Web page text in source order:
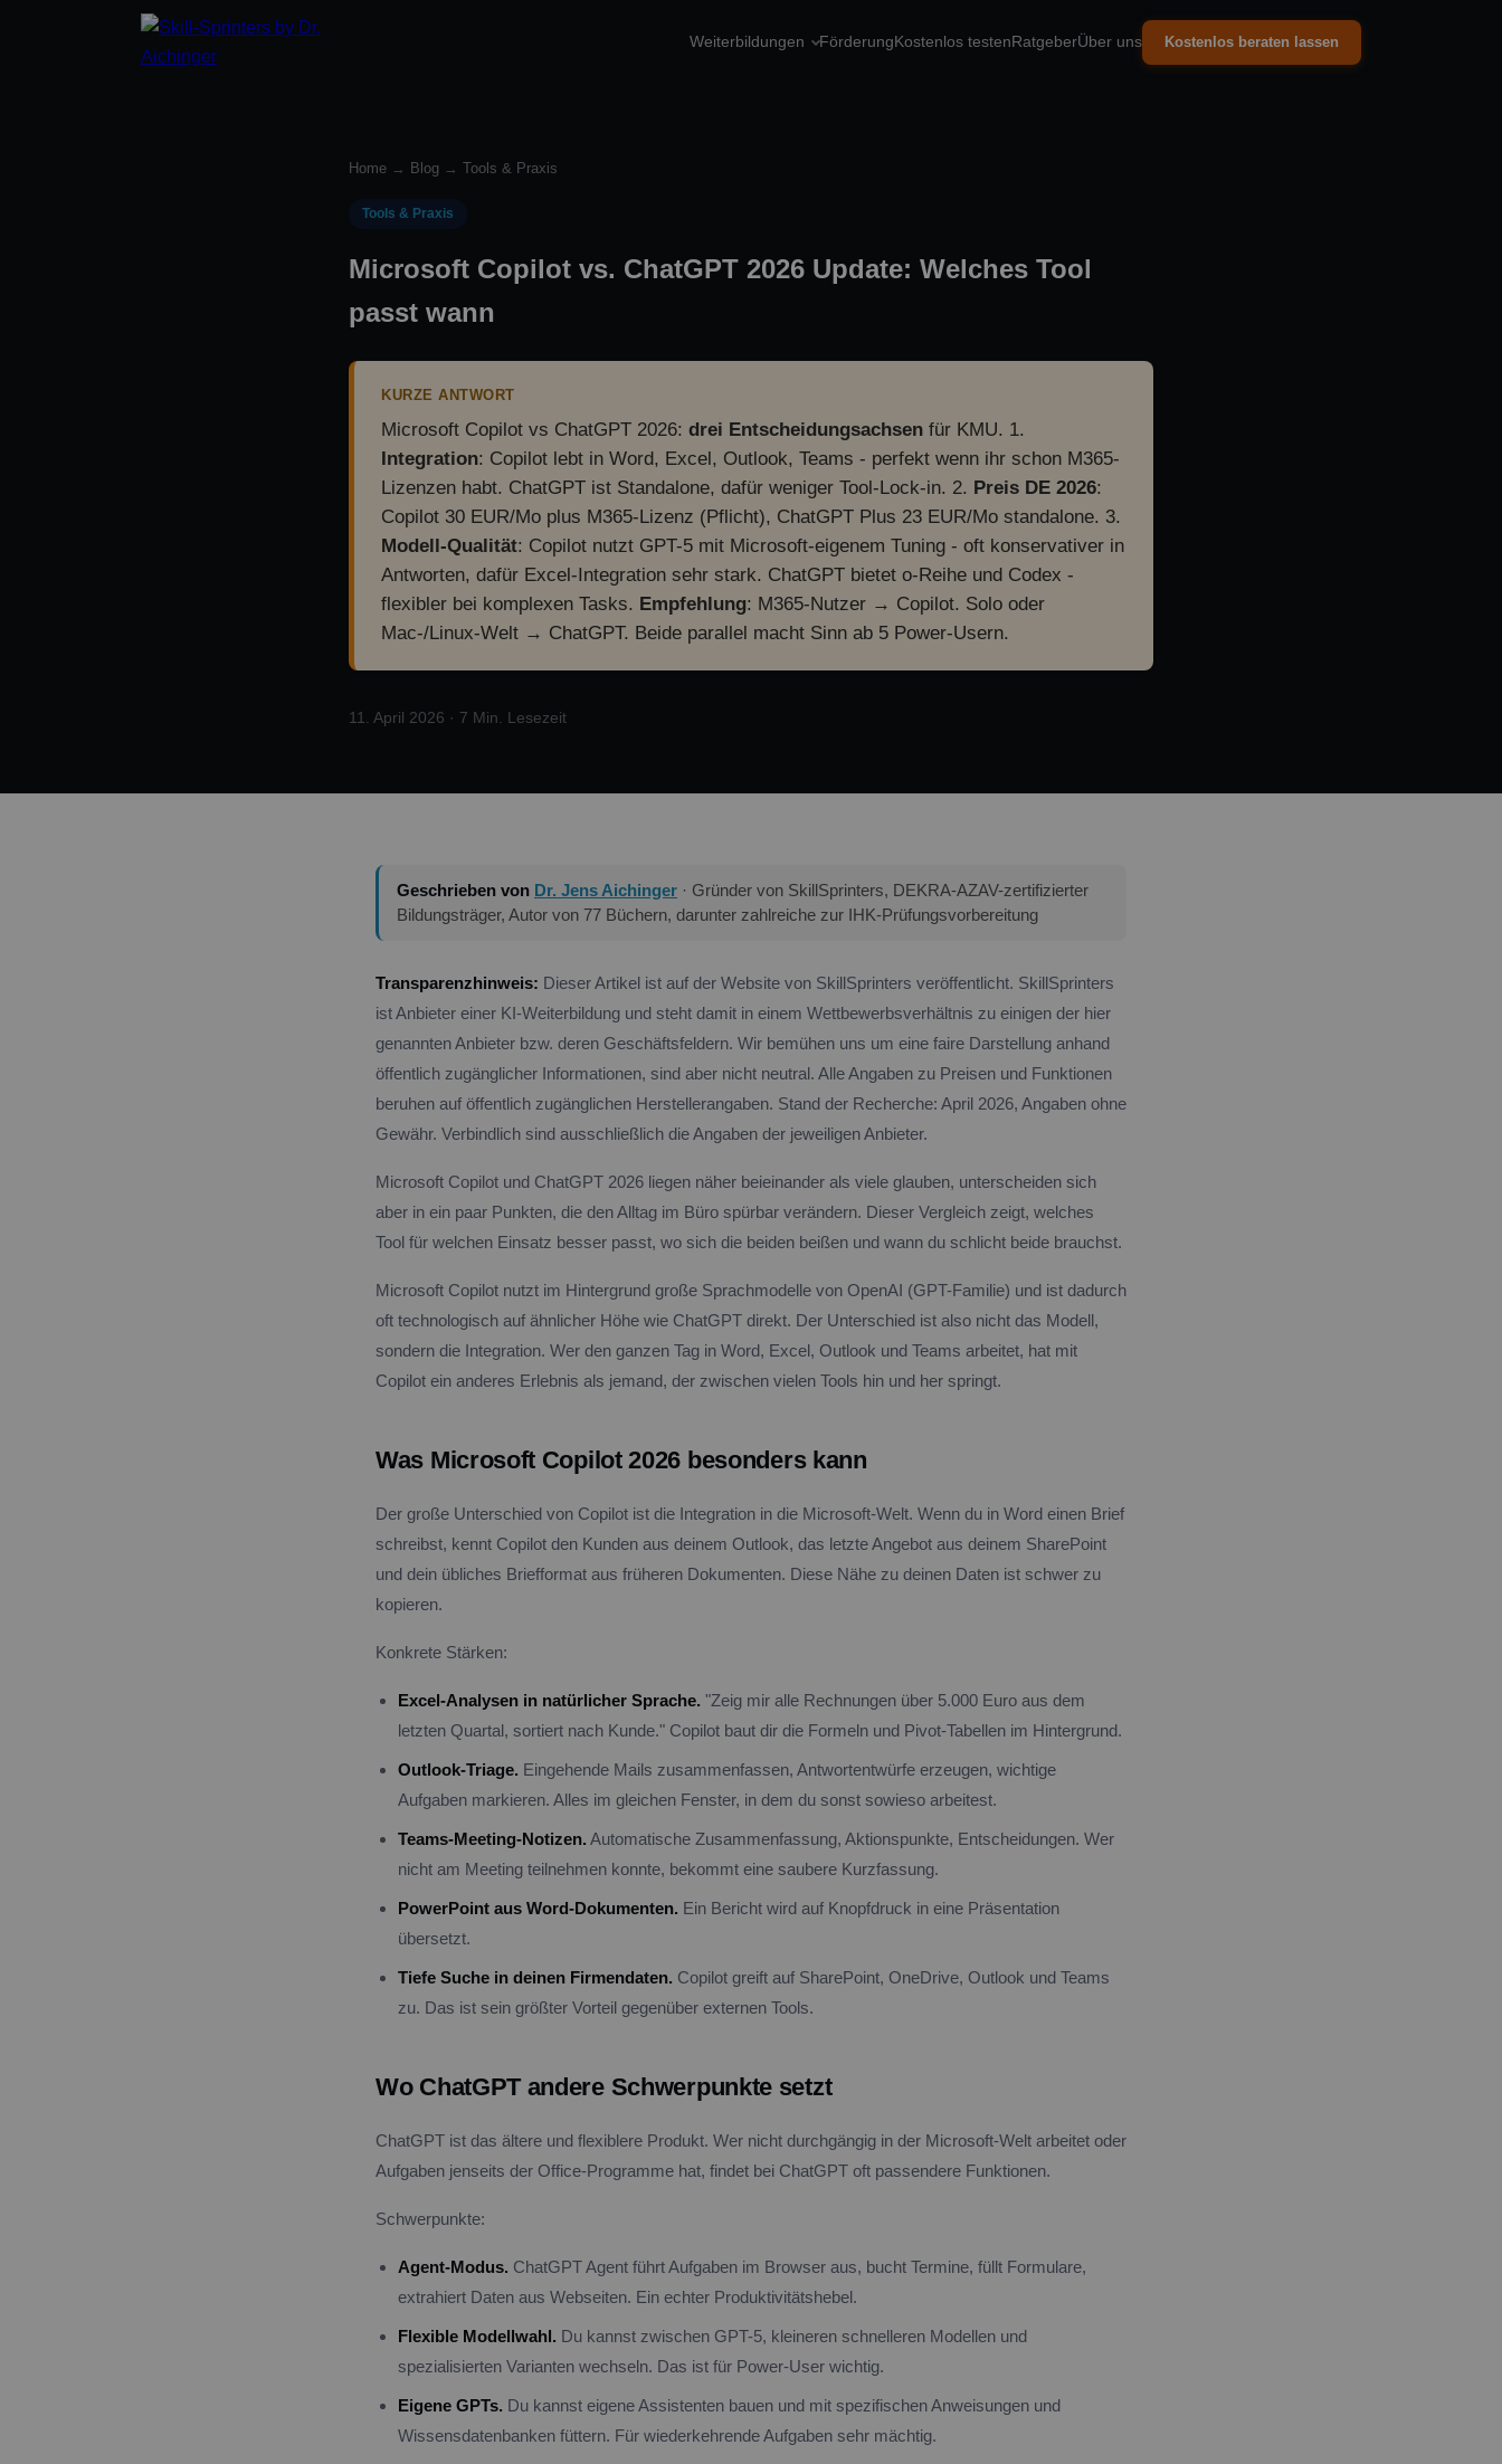
Weiterbildungen Förderung Kostenlos testen RatgeberÜber uns Kostenlos beraten lassen
Home → Blog → Tools & Praxis
Tools & Praxis
Microsoft Copilot vs. ChatGPT 2026 Update: Welches Tool
passt wann
KURZE ANTWORT
Microsoft Copilot vs ChatGPT 2026: drei Entscheidungsachsen für KMU. 1.
Integration: Copilot lebt in Word, Excel, Outlook, Teams - perfekt wenn ihr schon M365-
Lizenzen habt. ChatGPT ist Standalone, dafür weniger Tool-Lock-in. 2. Preis DE 2026:
Copilot 30 EUR/Mo plus M365-Lizenz (Pflicht), ChatGPT Plus 23 EUR/Mo standalone. 3.
Modell-Qualität: Copilot nutzt GPT-5 mit Microsoft-eigenem Tuning - oft konservativer in
Antworten, dafür Excel-Integration sehr stark. ChatGPT bietet o-Reihe und Codex -
flexibler bei komplexen Tasks. Empfehlung: M365-Nutzer → Copilot. Solo oder
Mac-/Linux-Welt → ChatGPT. Beide parallel macht Sinn ab 5 Power-Usern.
11. April 2026 · 7 Min. Lesezeit
Geschrieben von Dr. Jens Aichinger · Gründer von SkillSprinters, DEKRA-AZAV-zertifizierter
Bildungsträger, Autor von 77 Büchern, darunter zahlreiche zur IHK-Prüfungsvorbereitung
Transparenzhinweis: Dieser Artikel ist auf der Website von SkillSprinters veröffentlicht. SkillSprinters
ist Anbieter einer KI-Weiterbildung und steht damit in einem Wettbewerbsverhältnis zu einigen der hier
genannten Anbieter bzw. deren Geschäftsfeldern. Wir bemühen uns um eine faire Darstellung anhand
öffentlich zugänglicher Informationen, sind aber nicht neutral. Alle Angaben zu Preisen und Funktionen
beruhen auf öffentlich zugänglichen Herstellerangaben. Stand der Recherche: April 2026, Angaben ohne
Gewähr. Verbindlich sind ausschließlich die Angaben der jeweiligen Anbieter.
Microsoft Copilot und ChatGPT 2026 liegen näher beieinander als viele glauben, unterscheiden sich
aber in ein paar Punkten, die den Alltag im Büro spürbar verändern. Dieser Vergleich zeigt, welches
Tool für welchen Einsatz besser passt, wo sich die beiden beißen und wann du schlicht beide brauchst.
Microsoft Copilot nutzt im Hintergrund große Sprachmodelle von OpenAI (GPT-Familie) und ist dadurch
oft technologisch auf ähnlicher Höhe wie ChatGPT direkt. Der Unterschied ist also nicht das Modell,
sondern die Integration. Wer den ganzen Tag in Word, Excel, Outlook und Teams arbeitet, hat mit
Copilot ein anderes Erlebnis als jemand, der zwischen vielen Tools hin und her springt.
Was Microsoft Copilot 2026 besonders kann
Der große Unterschied von Copilot ist die Integration in die Microsoft-Welt. Wenn du in Word einen Brief
schreibst, kennt Copilot den Kunden aus deinem Outlook, das letzte Angebot aus deinem SharePoint
und dein übliches Briefformat aus früheren Dokumenten. Diese Nähe zu deinen Daten ist schwer zu
kopieren.
Konkrete Stärken:
Excel-Analysen in natürlicher Sprache. "Zeig mir alle Rechnungen über 5.000 Euro aus dem
letzten Quartal, sortiert nach Kunde." Copilot baut dir die Formeln und Pivot-Tabellen im Hintergrund.
Outlook-Triage. Eingehende Mails zusammenfassen, Antwortentwürfe erzeugen, wichtige
Aufgaben markieren. Alles im gleichen Fenster, in dem du sonst sowieso arbeitest.
Teams-Meeting-Notizen. Automatische Zusammenfassung, Aktionspunkte, Entscheidungen. Wer
nicht am Meeting teilnehmen konnte, bekommt eine saubere Kurzfassung.
PowerPoint aus Word-Dokumenten. Ein Bericht wird auf Knopfdruck in eine Präsentation
übersetzt.
Tiefe Suche in deinen Firmendaten. Copilot greift auf SharePoint, OneDrive, Outlook und Teams
zu. Das ist sein größter Vorteil gegenüber externen Tools.
Wo ChatGPT andere Schwerpunkte setzt
ChatGPT ist das ältere und flexiblere Produkt. Wer nicht durchgängig in der Microsoft-Welt arbeitet oder
Aufgaben jenseits der Office-Programme hat, findet bei ChatGPT oft passendere Funktionen.
Schwerpunkte:
Agent-Modus. ChatGPT Agent führt Aufgaben im Browser aus, bucht Termine, füllt Formulare,
extrahiert Daten aus Webseiten. Ein echter Produktivitätshebel.
Flexible Modellwahl. Du kannst zwischen GPT-5, kleineren schnelleren Modellen und
spezialisierten Varianten wechseln. Das ist für Power-User wichtig.
Eigene GPTs. Du kannst eigene Assistenten bauen und mit spezifischen Anweisungen und
Wissensdatenbanken füttern. Für wiederkehrende Aufgaben sehr mächtig.